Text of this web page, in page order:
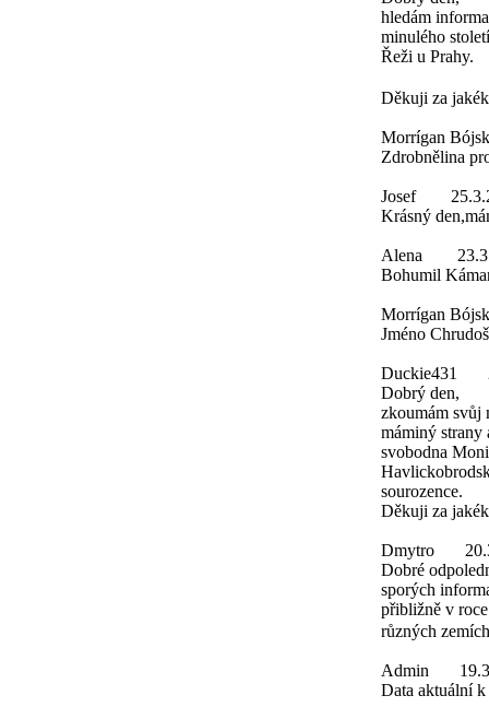
hledám
minulého
Řeži u Prahy.
Děkuji za
Morrígan
Zdrobnělina
Josef
Krásný
Alena
Bohumil
Morrígan
Jméno
Duckie431
Dobrý den,
zkoumám svůj
máminý strany
svobodna
sourozence.
Děkuji za
Dmytro
Dobré
sporých
přibližně v
různých
Admin
Data aktuální